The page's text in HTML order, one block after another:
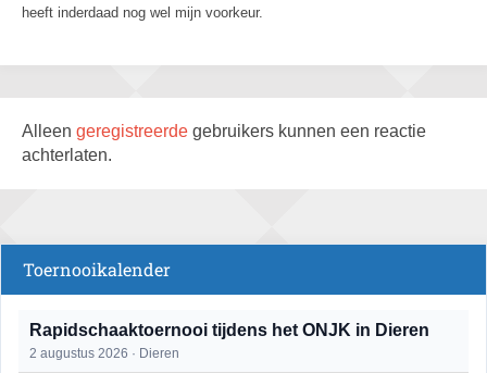
heeft inderdaad nog wel mijn voorkeur.
Alleen geregistreerde gebruikers kunnen een reactie
achterlaten.
Toernooikalender
Rapidschaaktoernooi tijdens het ONJK in Dieren
2 augustus 2026 · Dieren